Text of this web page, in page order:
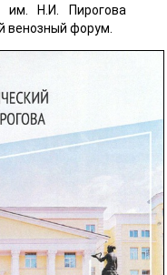
им. Н.И. Пирогова
венозный форум.